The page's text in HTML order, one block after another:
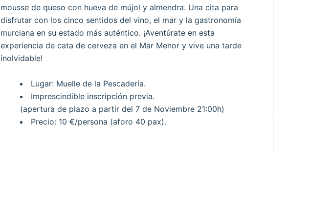
mousse de queso con hueva de mújol y almendra. Una cita para
disfrutar con los cinco sentidos del vino, el mar y la gastronomía
murciana en su estado más auténtico. ¡Aventúrate en esta
experiencia de cata de cerveza en el Mar Menor y vive una tarde
inolvidable!
Lugar: Muelle de la Pescadería.
Imprescindible inscripción previa.
(apertura de plazo a partir del 7 de Noviembre 21:00h)
Precio: 10 €/persona (aforo 40 pax).